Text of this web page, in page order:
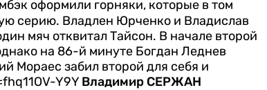
оформили горняки, которые в том
серию. Владлен Юрченко и Владислав
мяч отквитал Тайсон. В начале второй
на 86-й минуте Богдан Леднев
Мораес забил второй для себя и
Y9Y Владимир СЕРЖАН